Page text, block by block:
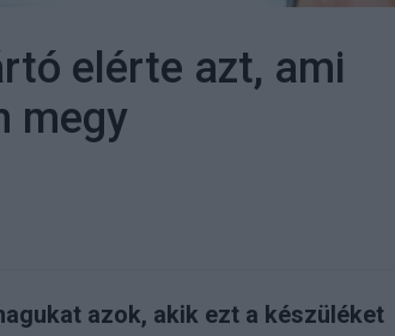
elérte azt, ami
megy
azok, akik ezt a készüléket